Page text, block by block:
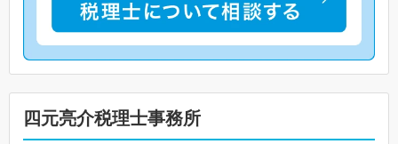
四元亮介税理士事務所